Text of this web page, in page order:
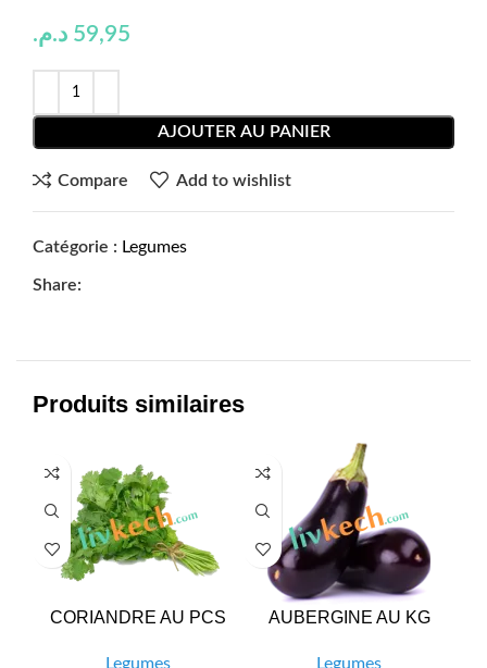
59,95 د.م.
AJOUTER AU PANIER
Compare Add to wishlist
Catégorie : Legumes
Share:
Produits similaires
CORIANDRE AU PCS
Legumes
AUBERGINE AU KG
Legumes